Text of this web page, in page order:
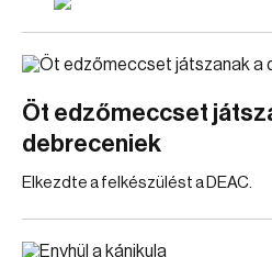
Öt edzőmeccset
debreceniek
Elkezdte a felkészülést a DEAC.